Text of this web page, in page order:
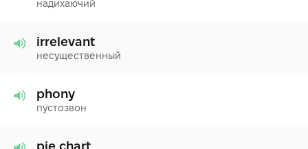
надихаючий
irrelevant
несущественный
phony
пустозвон
pie chart